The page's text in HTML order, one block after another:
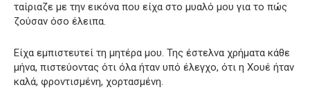
ταίριαζε με την εικόνα που είχα στο μυαλό μου για το πώς
ζούσαν όσο έλειπα.
Είχα εμπιστευτεί τη μητέρα μου. Της έστελνα χρήματα κάθε
μήνα, πιστεύοντας ότι όλα ήταν υπό έλεγχο, ότι η Χουέ ήταν
καλά, φροντισμένη, χορτασμένη.